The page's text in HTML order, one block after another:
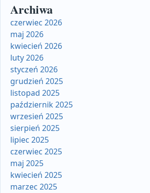
Archiwa
czerwiec 2026
maj 2026
kwiecień 2026
luty 2026
styczeń 2026
grudzień 2025
listopad 2025
październik 2025
wrzesień 2025
sierpień 2025
lipiec 2025
czerwiec 2025
maj 2025
kwiecień 2025
marzec 2025